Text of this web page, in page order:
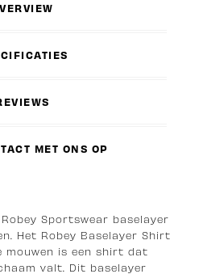
MET ONS OP
Sportswear baselayer
Het Robey Baselayer Shirt
mouwen is een shirt dat
valt. Dit baselayer